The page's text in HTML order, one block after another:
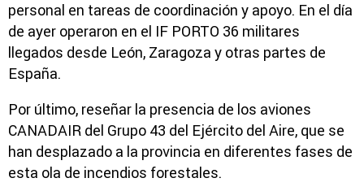
personal en tareas de coordinación y apoyo. En el día
de ayer operaron en el IF PORTO 36 militares
llegados desde León, Zaragoza y otras partes de
España.
Por último, reseñar la presencia de los aviones
CANADAIR del Grupo 43 del Ejército del Aire, que se
han desplazado a la provincia en diferentes fases de
esta ola de incendios forestales.